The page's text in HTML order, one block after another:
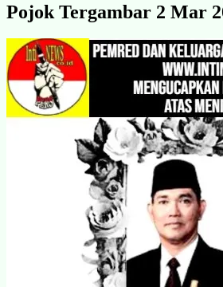
Pojok Tergambar 2 Mar